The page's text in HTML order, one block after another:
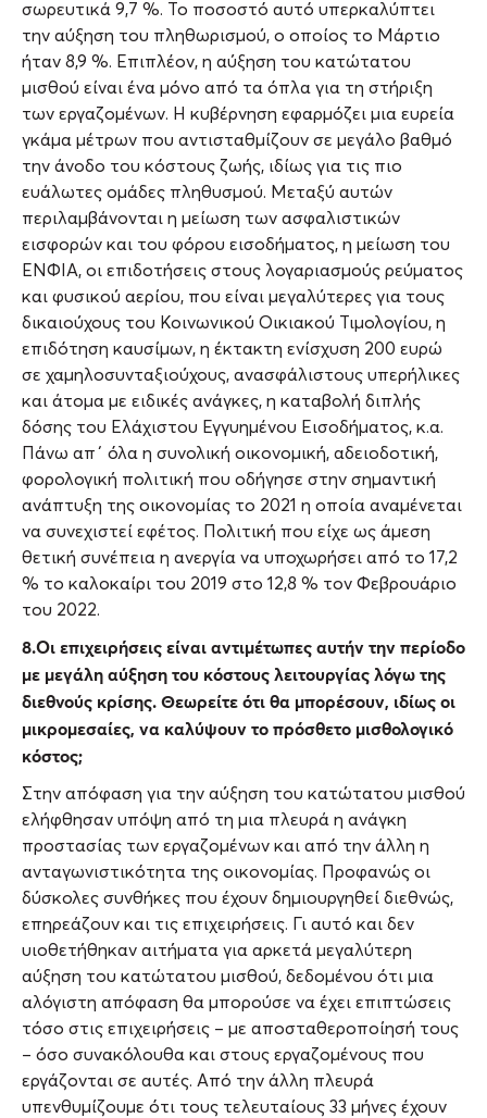
σωρευτικά 9,7 %. Το ποσοστό αυτό υπερκαλύπτει
την αύξηση του πληθωρισμού, ο οποίος το Μάρτιο
ήταν 8,9 %. Επιπλέον, η αύξηση του κατώτατου
μισθού είναι ένα μόνο από τα όπλα για τη στήριξη
των εργαζομένων. Η κυβέρνηση εφαρμόζει μια ευρεία
γκάμα μέτρων που αντισταθμίζουν σε μεγάλο βαθμό
την άνοδο του κόστους ζωής, ιδίως για τις πιο
ευάλωτες ομάδες πληθυσμού. Μεταξύ αυτών
περιλαμβάνονται η μείωση των ασφαλιστικών
εισφορών και του φόρου εισοδήματος, η μείωση του
ΕΝΦΙΑ, οι επιδοτήσεις στους λογαριασμούς ρεύματος
και φυσικού αερίου, που είναι μεγαλύτερες για τους
δικαιούχους του Κοινωνικού Οικιακού Τιμολογίου, η
επιδότηση καυσίμων, η έκτακτη ενίσχυση 200 ευρώ
σε χαμηλοσυνταξιούχους, ανασφάλιστους υπερήλικες
και άτομα με ειδικές ανάγκες, η καταβολή διπλής
δόσης του Ελάχιστου Εγγυημένου Εισοδήματος, κ.α.
Πάνω απ΄ όλα η συνολική οικονομική, αδειοδοτική,
φορολογική πολιτική που οδήγησε στην σημαντική
ανάπτυξη της οικονομίας το 2021 η οποία αναμένεται
να συνεχιστεί εφέτος. Πολιτική που είχε ως άμεση
θετική συνέπεια η ανεργία να υποχωρήσει από το 17,2
% το καλοκαίρι του 2019 στο 12,8 % τον Φεβρουάριο
του 2022.
8.Οι επιχειρήσεις είναι αντιμέτωπες αυτήν την περίοδο
με μεγάλη αύξηση του κόστους λειτουργίας λόγω της
διεθνούς κρίσης. Θεωρείτε ότι θα μπορέσουν, ιδίως οι
μικρομεσαίες, να καλύψουν το πρόσθετο μισθολογικό
κόστος;
Στην απόφαση για την αύξηση του κατώτατου μισθού
ελήφθησαν υπόψη από τη μια πλευρά η ανάγκη
προστασίας των εργαζομένων και από την άλλη η
ανταγωνιστικότητα της οικονομίας. Προφανώς οι
δύσκολες συνθήκες που έχουν δημιουργηθεί διεθνώς,
επηρεάζουν και τις επιχειρήσεις. Γι αυτό και δεν
υιοθετήθηκαν αιτήματα για αρκετά μεγαλύτερη
αύξηση του κατώτατου μισθού, δεδομένου ότι μια
αλόγιστη απόφαση θα μπορούσε να έχει επιπτώσεις
τόσο στις επιχειρήσεις – με αποσταθεροποίησή τους
– όσο συνακόλουθα και στους εργαζομένους που
εργάζονται σε αυτές. Από την άλλη πλευρά
υπενθυμίζουμε ότι τους τελευταίους 33 μήνες έχουν